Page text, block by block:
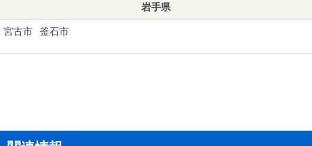
岩手県
宮古市 釜石市